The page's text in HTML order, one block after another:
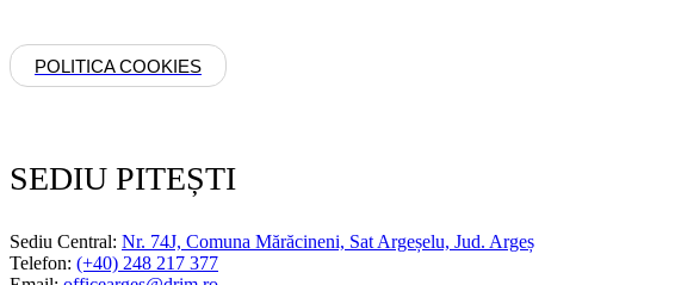
POLITICA COOKIES
SEDIU PITEȘTI
Sediu Central: Nr. 74J, Comuna Mărăcineni, Sat Argeșelu, Jud. Argeș
Telefon: (+40) 248 217 377